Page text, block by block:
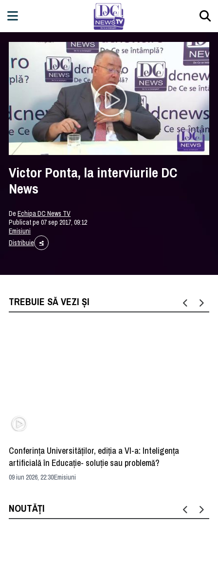
Victor Ponta, la interviurile DC
News
DeEchipa DC News TV
Publicat pe 07 sep 2017, 09:12
Emisiuni
Distribuie
TREBUIE SĂ VEZI ȘI
Conferința Universităților, ediția a VI-a: Inteligența
artificială în Educație- soluție sau problemă?
09 iun 2026, 22:30Emisiuni
NOUTĂȚI